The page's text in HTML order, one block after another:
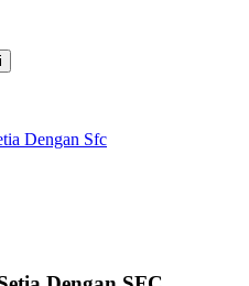
Dengan Sfc